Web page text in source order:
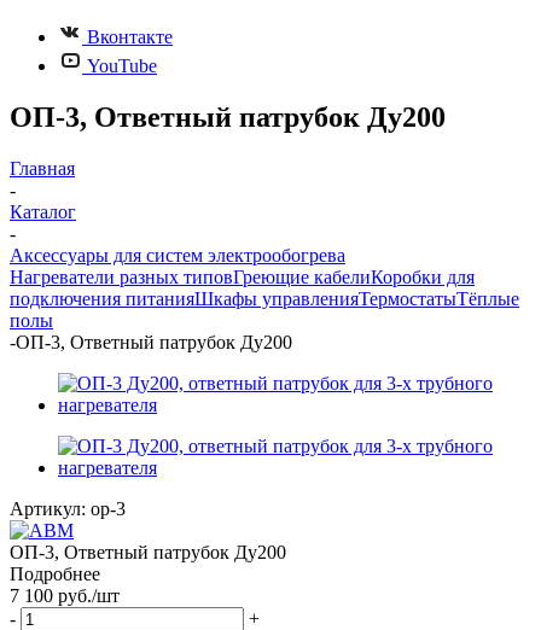
Вконтакте
YouTube
ОП-3, Ответный патрубок Ду200
Главная
-
Каталог
-
Аксессуары для систем электрообогрева
Нагреватели разных типовГреющие кабелиКоробки для
подключения питанияШкафы управленияТермостатыТёплые
полы
-ОП-3, Ответный патрубок Ду200
Артикул: op-3
ОП-3, Ответный патрубок Ду200
Подробнее
7 100 руб./шт
-
+